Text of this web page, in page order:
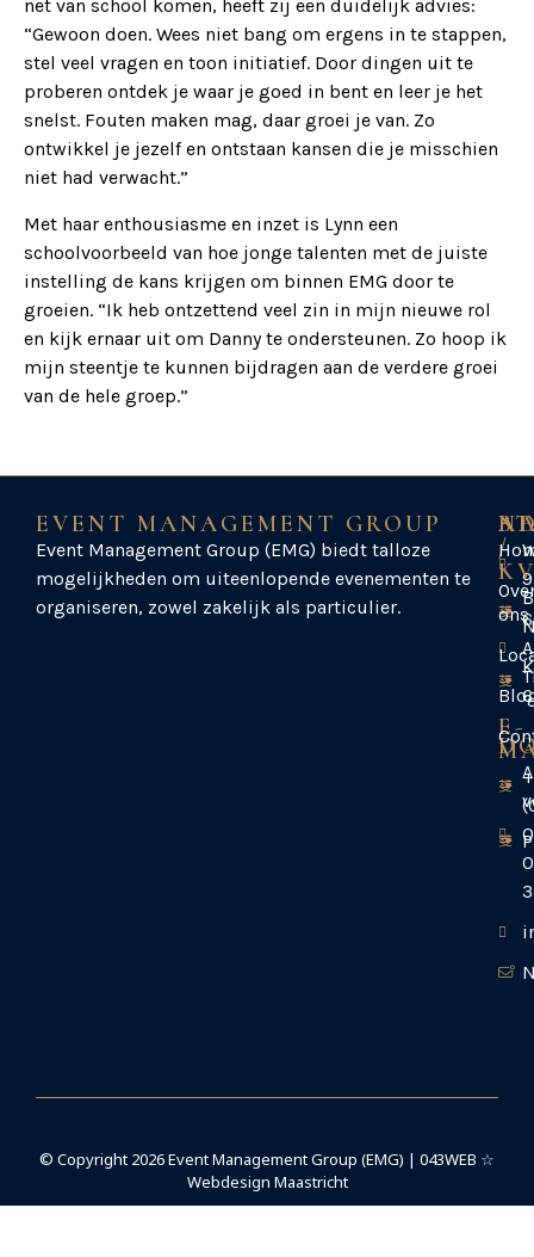
net van school komen, heeft zij een duidelijk advies:
“Gewoon doen. Wees niet bang om ergens in te stappen,
stel veel vragen en toon initiatief. Door dingen uit te
proberen ontdek je waar je goed in bent en leer je het
snelst. Fouten maken mag, daar groei je van. Zo
ontwikkel je jezelf en ontstaan kansen die je misschien
niet had verwacht.”
Met haar enthousiasme en inzet is Lynn een
schoolvoorbeeld van hoe jonge talenten met de juiste
instelling de kans krijgen om binnen EMG door te
groeien. “Ik heb ontzettend veel zin in mijn nieuwe rol
en kijk ernaar uit om Danny te ondersteunen. Zo hoop ik
mijn steentje te kunnen bijdragen aan de verdere groei
van de hele groep.”
EVENT MANAGEMENT GROUP
Event Management Group (EMG) biedt talloze
mogelijkheden om uiteenlopende evenementen te
organiseren, zowel zakelijk als particulier.
ons
9
E-
/
© Copyright 2026 Event Management Group (EMG) | 043WEB ☆
Webdesign Maastricht